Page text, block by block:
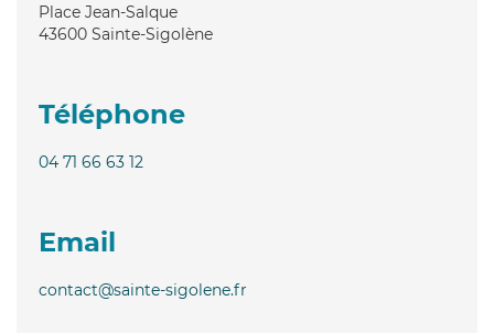
Place Jean-Salque
43600 Sainte-Sigolène
Téléphone
04 71 66 63 12
Email
contact@sainte-sigolene.fr